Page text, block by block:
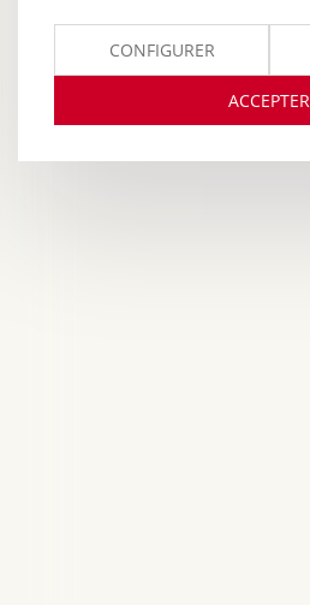
CONFIGURER
ACCEPTER